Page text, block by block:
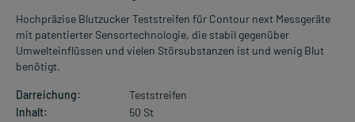
Hochpräzise Blutzucker Teststreifen für Contour next Messgeräte
mit patentierter Sensortechnologie, die stabil gegenüber
Umwelteinflüssen und vielen Störsubstanzen ist und wenig Blut
benötigt.
Darreichung:
Teststreifen
Inhalt:
50 St